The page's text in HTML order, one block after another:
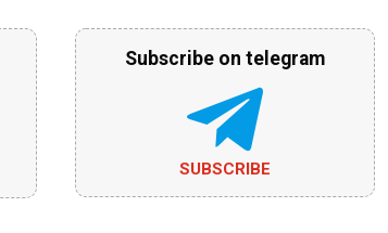
Subscribe on telegram
SUBSCRIBE